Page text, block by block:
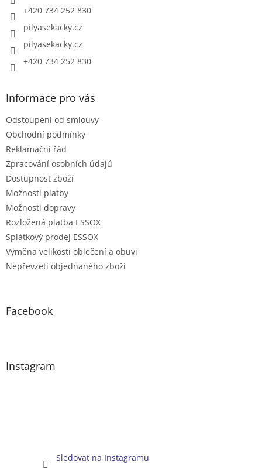
+420 734 252 830
pilyasekacky.cz
pilyasekacky.cz
+420 734 252 830
Informace pro vás
Odstoupení od smlouvy
Obchodní podmínky
Reklamační řád
Zpracování osobních údajů
Dostupnost zboží
Možnosti platby
Možnosti dopravy
Rozložená platba ESSOX
Splátkový prodej ESSOX
Výměna velikosti oblečení a obuvi
Nepřevzetí objednaného zboží
Facebook
Instagram
Sledovat na Instagramu